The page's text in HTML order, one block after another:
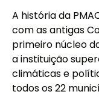
A história da
com as antigas
primeiro núcleo
a instituição
climáticas e
todos os 22